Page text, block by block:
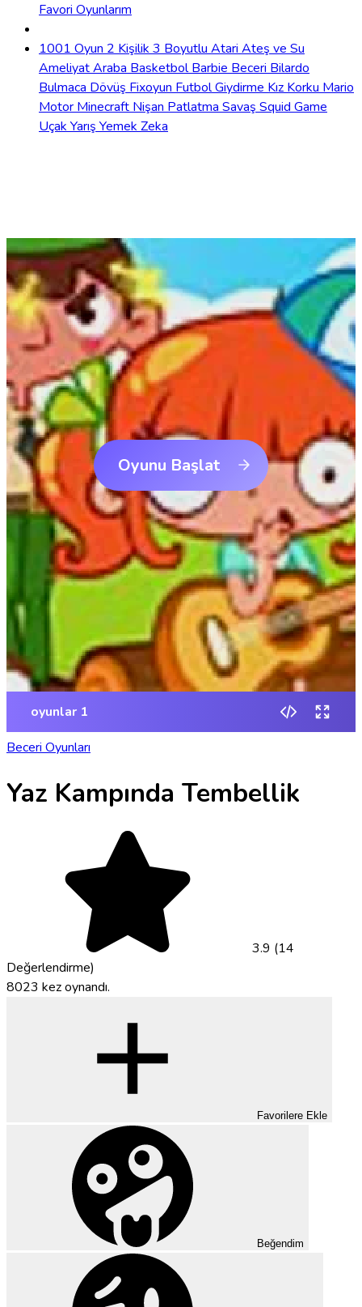
Favori Oyunlarım
1001 Oyun 2 Kişilik 3 Boyutlu Atari Ateş ve Su
AmeliyatAraba BasketbolBarbie Beceri Bilardo
Bulmaca Dövüş Fixoyun FutbolGiydirme Kız Korku Mario
Motor Minecraft Nişan Patlatma Savaş Squid Game
Uçak Yarış Yemek Zeka
Beceri Oyunları
Yaz Kampında Tembellik
3.9 (14
Değerlendirme)
8023 kez oynandı.
Favorilere Ekle
Beğendim